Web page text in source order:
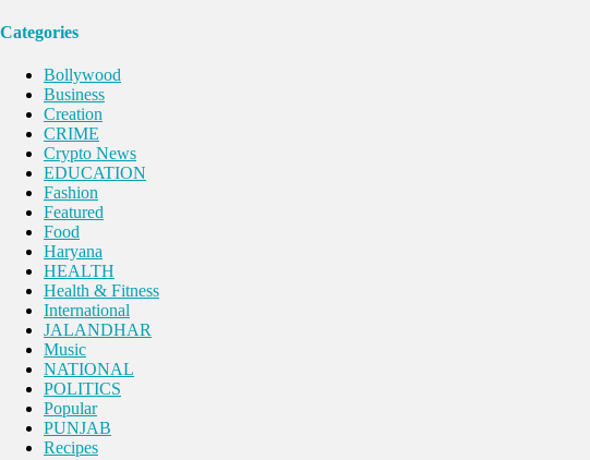
Categories
Bollywood
Business
Creation
CRIME
Crypto News
EDUCATION
Fashion
Featured
Food
Haryana
HEALTH
Health & Fitness
International
JALANDHAR
Music
NATIONAL
POLITICS
Popular
PUNJAB
Recipes